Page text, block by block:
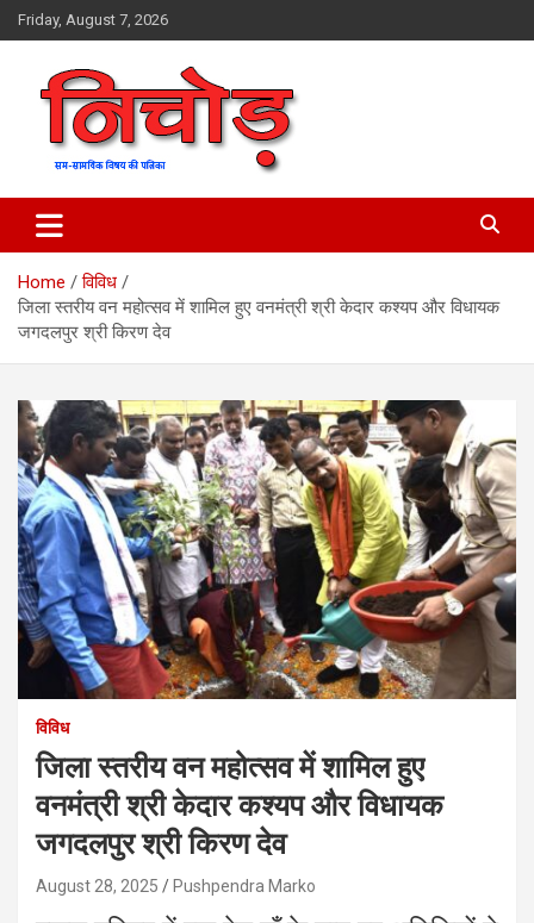
Skip
to
Friday, August 7, 2026
Nichod
Home
विविध
जिला स्तरीय वन महोत्सव में शामिल हुए वनमंत्री श्री केदार कश्यप और विधायक
जगदलपुर श्री किरण देव
विविध
जिला स्तरीय वन महोत्सव में शामिल हुए
वनमंत्री श्री केदार कश्यप और विधायक
जगदलपुर श्री किरण देव
August 28, 2025 Pushpendra Marko